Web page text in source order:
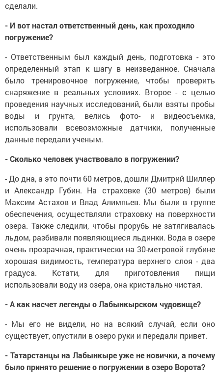
сделали.
- И вот настал ответственный день, как проходило
погружение?
- Ответственным был каждый день, подготовка - это
определенный этап к шагу в неизведанное. Сначала
было тренировочное погружение, чтобы проверить
снаряжение в реальных условиях. Второе - с целью
проведения научных исследований, были взяты пробы
воды и грунта, велись фото- и видеосъемка,
использовали всевозможные датчики, полученные
данные передали ученым.
- Сколько человек участвовало в погружении?
- До дна, а это почти 60 метров, дошли Дмитрий Шиллер
и Александр Губин. На страховке (30 мет­ров) были
Максим Астахов и Влад Алимпьев. Мы были в группе
обеспечения, осуществляли страховку на поверхности
озера. Также следили, чтобы прорубь не затягивалась
льдом, разбивали появляющиеся льдинки. Вода в озере
очень прозрачная, практически на 30-метровой глубине
хорошая видимость, температура верхнего слоя - два
градуса. Кстати, для приготовления пищи
использовали воду из озера, она кристально чистая.
- А как насчет легенды о Лабынкырском чудовище?
- Мы его не видели, но на всякий случай, если оно
существует, опустили в озеро руки и передали привет.
- Татарстанцы на Лабынкыре уже не новички, а почему
было принято решение о погружении в озеро Ворота?